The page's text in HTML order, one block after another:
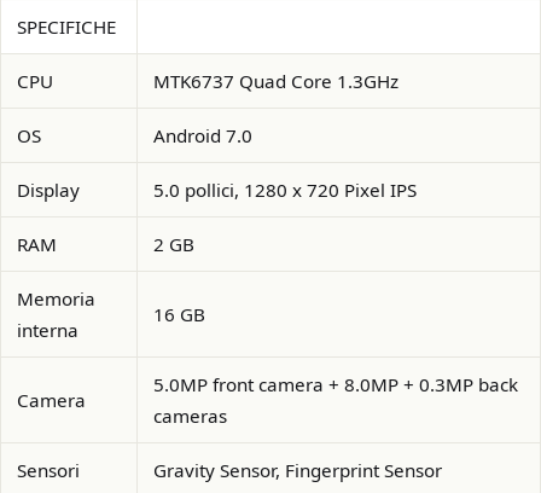
SPECIFICHE
CPU MTK6737 Quad Core 1.3GHz
OS Android 7.0
Display 5.0 pollici, 1280 x 720 Pixel IPS
RAM 2 GB
Memoria
interna
16 GB
Camera
5.0MP front camera + 8.0MP + 0.3MP back
cameras
Sensori Gravity Sensor, Fingerprint Sensor